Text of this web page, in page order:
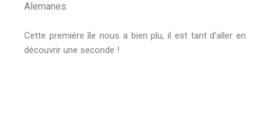
Alemanes.
Cette première île nous a bien plu, il est tant d’aller en
découvrir une seconde !